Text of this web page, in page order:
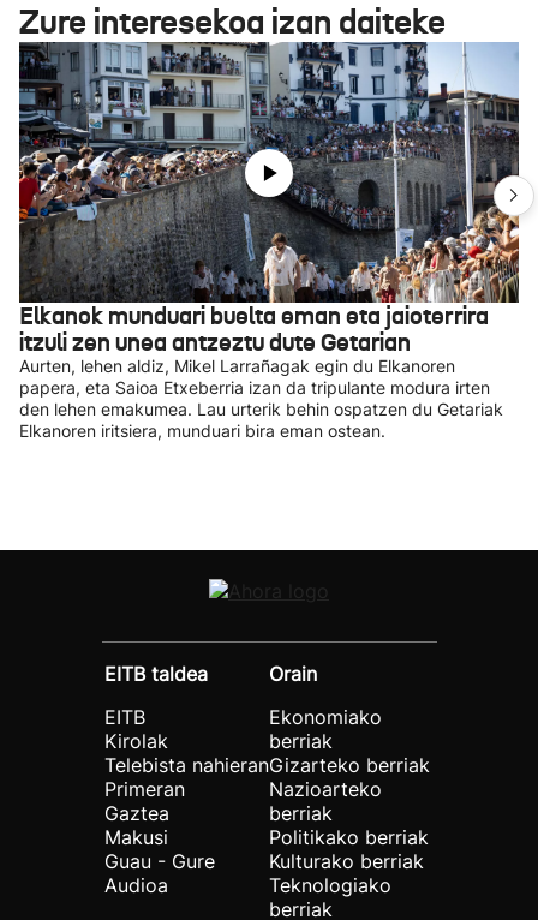
Zure interesekoa izan daiteke
Elkanok munduari buelta eman eta jaioterrira
itzuli zen unea antzeztu dute Getarian
Aurten, lehen aldiz, Mikel Larrañagak egin du Elkanoren
papera, eta Saioa Etxeberria izan da tripulante modura irten
den lehen emakumea. Lau urterik behin ospatzen du Getariak
Elkanoren iritsiera, munduari bira eman ostean.
EITB taldea
EITB
Kirolak
Telebista nahieran
Primeran
Gaztea
Makusi
Guau - Gure
Audioa
Orain
Ekonomiako
berriak
Gizarteko berriak
Nazioarteko
berriak
Politikako berriak
Kulturako berriak
Teknologiako
berriak